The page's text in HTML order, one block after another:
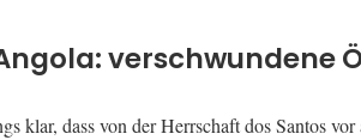
verschwundene
klar, dass von der Herrschaft dos Santos